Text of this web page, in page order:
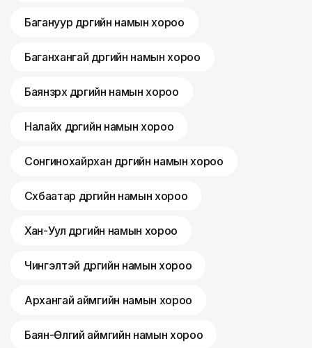
Багануур дүүргийн намын хороо
Баганхангай дүүргийн намын хороо
Баянзүрх дүүргийн намын хороо
Налайх дүүргийн намын хороо
Сонгинохайрхан дүүргийн намын хороо
Сүхбаатар дүүргийн намын хороо
Хан-Уул дүүргийн намын хороо
Чингэлтэй дүүргийн намын хороо
Архангай аймгийн намын хороо
Баян-Өлгий аймгийн намын хороо